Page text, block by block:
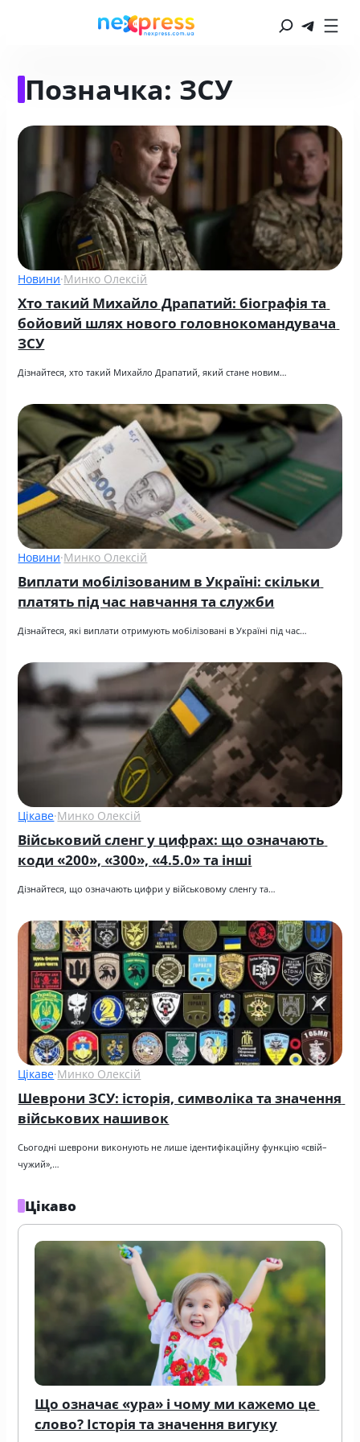
Позначка: ЗСУ
Новини·Минко Олексій
Хто такий Михайло Драпатий: біографія та
бойовий шлях нового головнокомандувача
ЗСУ
Дізнайтеся, хто такий Михайло Драпатий, який стане новим…
Новини·Минко Олексій
Виплати мобілізованим в Україні: скільки
платять під час навчання та служби
Дізнайтеся, які виплати отримують мобілізовані в Україні під час…
Цікаве·Минко Олексій
Військовий сленг у цифрах: що означають
коди «200», «300», «4.5.0» та інші
Дізнайтеся, що означають цифри у військовому сленгу та…
Цікаве·Минко Олексій
Шеврони ЗСУ: історія, символіка та значення
військових нашивок
Сьогодні шеврони виконують не лише ідентифікаційну функцію «свій–
чужий»,…
Цікаво
Що означає «ура» і чому ми кажемо це
слово? Історія та значення вигуку